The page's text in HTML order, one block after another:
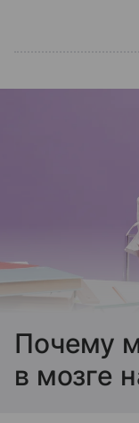
Почему
в мозге